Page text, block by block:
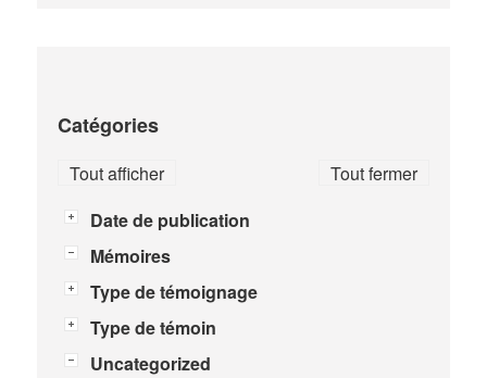
Catégories
Tout fermer
Tout afficher
Date de publication
Mémoires
Type de témoignage
Type de témoin
Uncategorized